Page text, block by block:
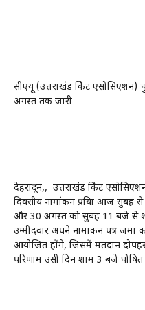
सीएयू (उत्तराखंड क्रिकेट एसोसिएशन)
अगस्त तक जारी
देहरादून,, उत्तराखंड क्रिकेट
दिवसीय नामांकन प्रक्रिया आज सुबह से
और 30 अगस्त को सुबह 11 बजे से
उम्मीदवार अपने नामांकन पत्र
आयोजित होंगे, जिसमें मतदान
परिणाम उसी दिन शाम 3 बजे